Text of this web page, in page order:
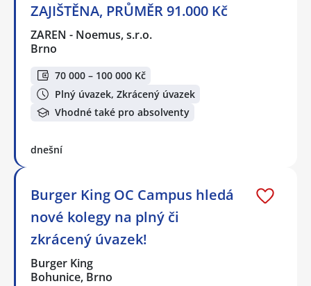
ZAJIŠTĚNA, PRŮMĚR 91.000 Kč
ZAREN - Noemus, s.r.o.
Brno
70 000 – 100 000 Kč
Plný úvazek, Zkrácený úvazek
Vhodné také pro absolventy
dnešní
Burger King OC Campus hledá
nové kolegy na plný či
zkrácený úvazek!
Burger King
Bohunice, Brno